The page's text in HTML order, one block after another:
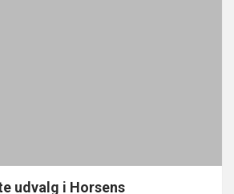
udvalg i Horsens